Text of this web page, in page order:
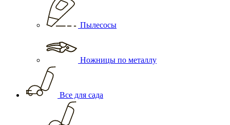
Пылесосы
Ножницы по металлу
Все для сада